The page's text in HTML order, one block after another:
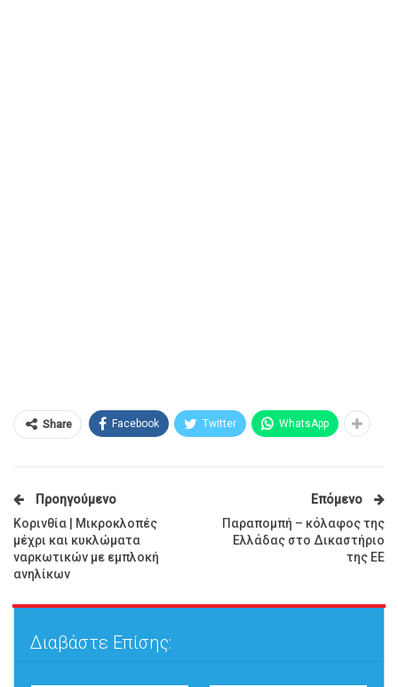
Share Facebook Twitter WhatsApp
Προηγούμενο
Κορινθία | Μικροκλοπές
μέχρι και κυκλώματα
ναρκωτικών με εμπλοκή
ανηλίκων
Επόμενο
Παραπομπή – κόλαφος της
Ελλάδας στο Δικαστήριο
της ΕΕ
Διαβάστε Επίσης: